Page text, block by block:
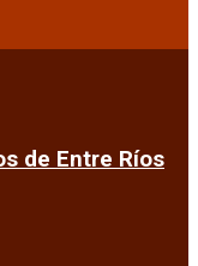
de Entre Ríos